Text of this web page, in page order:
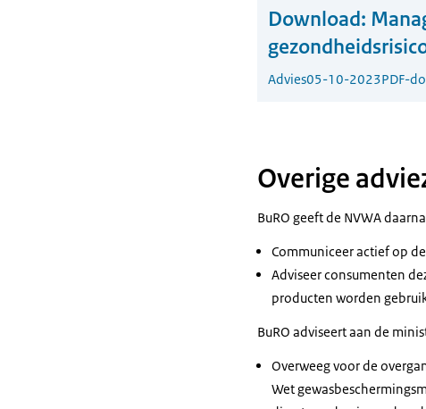
Download:
Advies05-10-2023PDF-
Overige
BuRO geeft de NVWA
Communiceer actief op
Adviseer consumenten
producten worden
BuRO adviseert aan de
Overweeg voor de
Wet